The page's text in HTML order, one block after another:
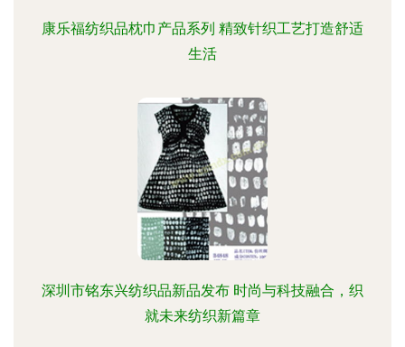
康乐福纺织品枕巾产品系列 精致针织工艺打造舒适
生活
深圳市铭东兴纺织品新品发布 时尚与科技融合，织
就未来纺织新篇章